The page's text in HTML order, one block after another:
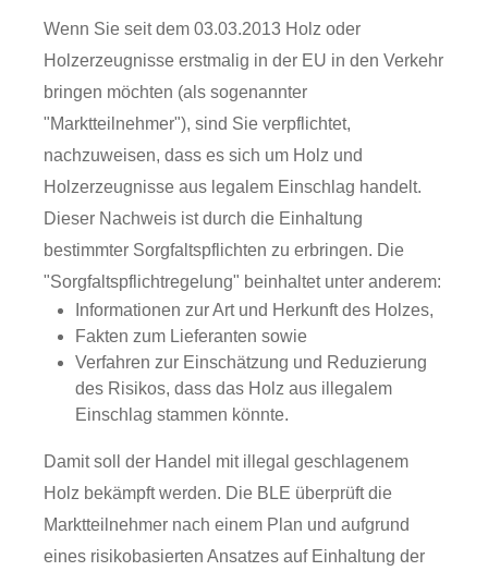
Wenn Sie seit dem 03.03.2013 Holz oder
Holzerzeugnisse erstmalig in der EU in den Verkehr
bringen möchten (als sogenannter
"Marktteilnehmer"), sind Sie verpflichtet,
nachzuweisen, dass es sich um Holz und
Holzerzeugnisse aus legalem Einschlag handelt.
Dieser Nachweis ist durch die Einhaltung
bestimmter Sorgfaltspflichten zu erbringen. Die
"Sorgfaltspflichtregelung" beinhaltet unter anderem:
Informationen zur Art und Herkunft des Holzes,
Fakten zum Lieferanten sowie
Verfahren zur Einschätzung und Reduzierung
des Risikos, dass das Holz aus illegalem
Einschlag stammen könnte.
Damit soll der Handel mit illegal geschlagenem
Holz bekämpft werden. Die BLE überprüft die
Marktteilnehmer nach einem Plan und aufgrund
eines risikobasierten Ansatzes auf Einhaltung der